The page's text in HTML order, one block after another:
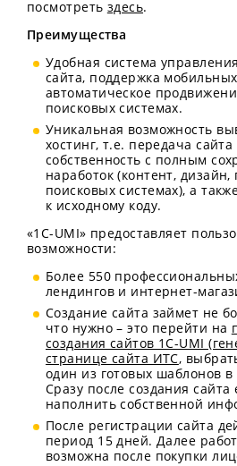
посмотреть здесь.
Преимущества
Удобная система
сайта, поддержка
автоматическое
поисковых системах.
Уникальная возможность
хостинг, т.е. передача
собственность с полным
наработок (контент,
поисковых системах), а
к исходному коду.
«1С-UMI» предоставляет
возможности:
Более 550
лендингов и интернет-
Создание сайта займет не
что нужно – это перейти на
создания сайтов 1C-UMI
странице сайта ИТС,
один из готовых шаблонов
Сразу после создания сайта
наполнить собственной
После регистрации сайта
период 15 дней. Далее
возможна после покупки